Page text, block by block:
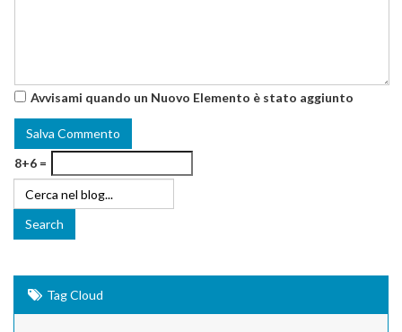
Avvisami quando un Nuovo Elemento è stato aggiunto
8+6 =
Tag Cloud